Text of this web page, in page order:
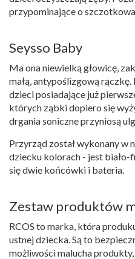
przypominające o
Seysso Baby
Ma ona niewielką głowicę,
małą, antypoślizgową
dzieci posiadające już
których ząbki dopiero się
drgania soniczne przyniosą
Przyrząd został wykonany w
dziecku kolorach - jest
się dwie końcówki i bateria.
Zestaw produktów
RCOS to marka, która
ustnej dziecka. Są to
możliwości malucha